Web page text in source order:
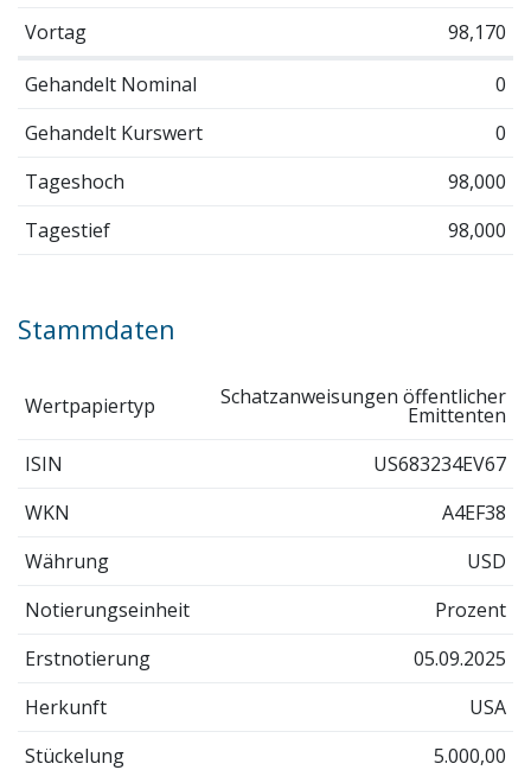
Vortag
98,170
Gehandelt Nominal
0
Gehandelt Kurswert
0
Tageshoch
98,000
Tagestief
98,000
Stammdaten
Wertpapiertyp Schatzanweisungen öffentlicher
Emittenten
ISIN
US683234EV67
WKN
A4EF38
Währung
USD
Notierungseinheit
Prozent
Erstnotierung
05.09.2025
Herkunft
USA
Stückelung
5.000,00